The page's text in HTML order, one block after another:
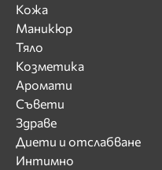
Кожа
Маникюр
Тяло
Козметика
Аромати
Съвети
Здраве
Диети и отслабване
Интимно